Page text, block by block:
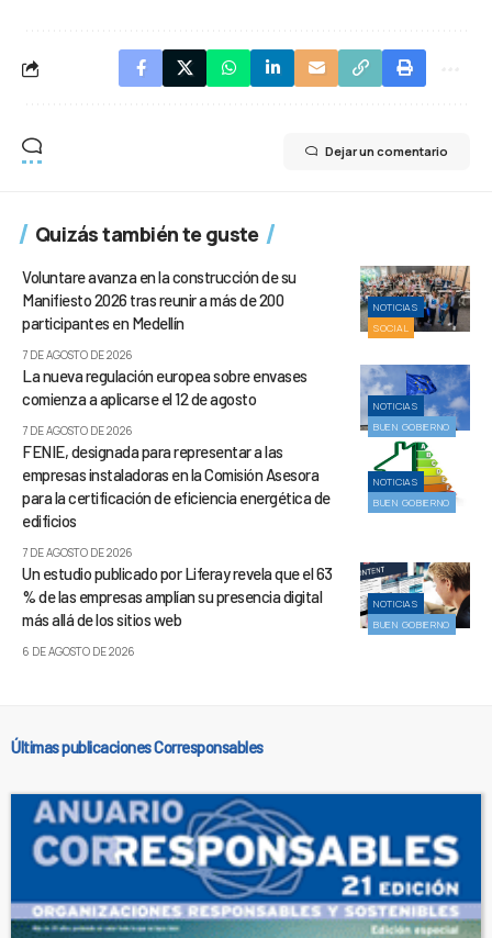
Dejar un comentario
Quizás también te guste
NOTICIAS
SOCIAL
Voluntare avanza en la construcción de su
Manifiesto 2026 tras reunir a más de 200
participantes en Medellín
7 DE AGOSTO DE 2026
NOTICIAS
BUEN GOBIERNO
La nueva regulación europea sobre envases
comienza a aplicarse el 12 de agosto
7 DE AGOSTO DE 2026
NOTICIAS
BUEN GOBIERNO
FENIE, designada para representar a las
empresas instaladoras en la Comisión Asesora
para la certificación de eficiencia energética de
edificios
7 DE AGOSTO DE 2026
NOTICIAS
BUEN GOBIERNO
Un estudio publicado por Liferay revela que el 63
% de las empresas amplían su presencia digital
más allá de los sitios web
6 DE AGOSTO DE 2026
Últimas publicaciones Corresponsables